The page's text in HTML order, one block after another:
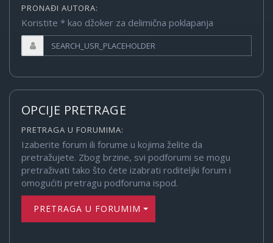
PRONAĐI AUTORA:
Koristite * kao džoker za delimična poklapanja
OPCIJE PRETRAGE
PRETRAGA U FORUMIMA:
Izaberite forum ili forume u kojima želite da
pretražujete. Zbog brzine, svi podforumi se mogu
pretraživati tako što ćete izabrati roditeljki forum i
omogućiti pretragu podforuma ispod.
PRETRAGA U FORUMIMA